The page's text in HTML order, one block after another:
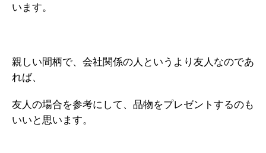
います。
親しい間柄で、会社関係の人というより友人なのであ
れば、
友人の場合を参考にして、品物をプレゼントするのも
いいと思います。